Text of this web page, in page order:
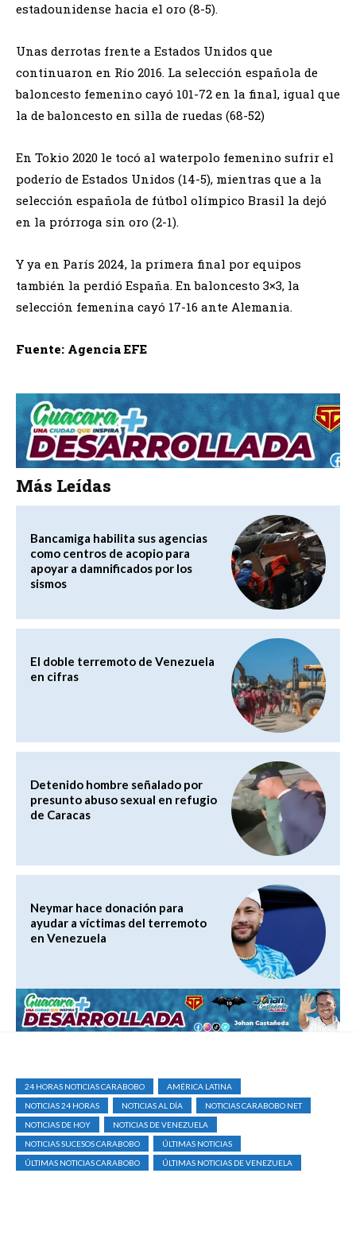
estadounidense hacia el oro (8-5).
Unas derrotas frente a Estados Unidos que
continuaron en Río 2016. La selección española de
baloncesto femenino cayó 101-72 en la final, igual que
la de baloncesto en silla de ruedas (68-52)
En Tokio 2020 le tocó al waterpolo femenino sufrir el
poderío de Estados Unidos (14-5), mientras que a la
selección española de fútbol olímpico Brasil la dejó
en la prórroga sin oro (2-1).
Y ya en París 2024, la primera final por equipos
también la perdió España. En baloncesto 3×3, la
selección femenina cayó 17-16 ante Alemania.
Fuente: Agencia EFE
Más Leídas
Bancamiga habilita sus agencias
como centros de acopio para
apoyar a damnificados por los
sismos
El doble terremoto de Venezuela
en cifras
Detenido hombre señalado por
presunto abuso sexual en refugio
de Caracas
Neymar hace donación para
ayudar a víctimas del terremoto
en Venezuela
24 HORAS NOTICIAS CARABOBO
AMÉRICA LATINA
NOTICIAS 24 HORAS
NOTICIAS AL DÍA
NOTICIAS CARABOBO NET
NOTICIAS DE HOY
NOTICIAS DE VENEZUELA
NOTICIAS SUCESOS CARABOBO
ÚLTIMAS NOTICIAS
ÚLTIMAS NOTICIAS CARABOBO
ÚLTIMAS NOTICIAS DE VENEZUELA